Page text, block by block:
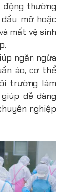
động thường
mỡ hoặc
mất vệ sinh
ngăn ngừa
áo, cơ thể
trường làm
dễ dàng
nghiệp